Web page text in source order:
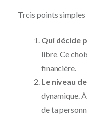
Trois points simples
Qui décide
libre. Ce
financière.
Le niveau
dynamique.
de ta